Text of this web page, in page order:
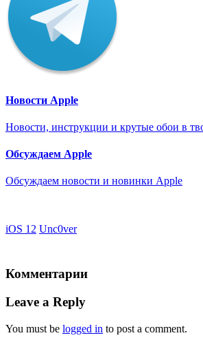
Новости Apple
Новости, инструкции и крутые обои в
Обсуждаем Apple
Обсуждаем новости и новинки Apple
iOS 12 Unc0ver
Комментарии
Leave a Reply
You must be logged in to post a comment.